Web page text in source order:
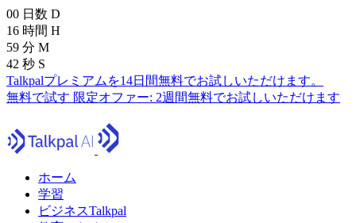
00 日数 D
16 時間 H
59 分 M
40 秒 S
Talkpalプレミアムを14日間無料でお試しいただけます。
無料で試す 限定オファー: 2週間無料でお試しいただけます
ホーム
学習
ビジネスTalkpal